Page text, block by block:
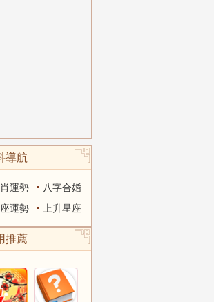
導航
運勢
八字合婚
運勢 上升星座
推薦